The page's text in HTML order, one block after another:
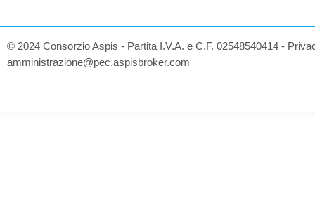
© 2024 Consorzio Aspis - Partita I.V.A. e C.F. 02548540414 -
amministrazione@pec.aspisbroker.com